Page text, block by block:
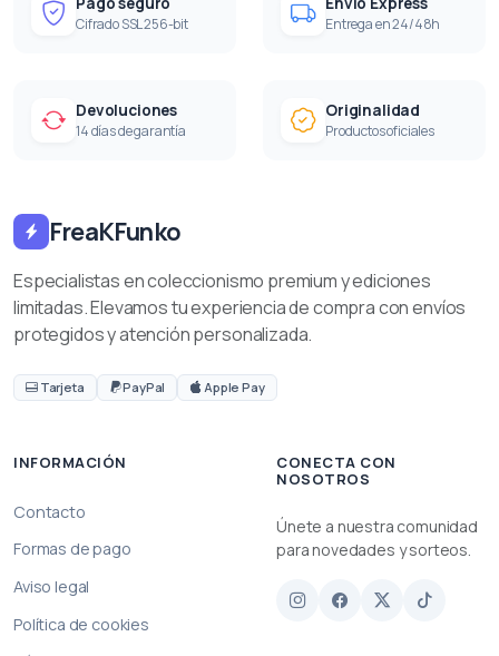
Cifrado SSL 256-bit Entrega en 24/48h
Devoluciones
14 días de garantía
Originalidad
Productos oficiales
FreaKFunko
Especialistas en coleccionismo premium y ediciones
limitadas. Elevamos tu experiencia de compra con envíos
protegidos y atención personalizada.
Tarjeta PayPal Apple Pay
INFORMACIÓN
Contacto
Formas de pago
Aviso legal
Política de cookies
CONECTA CON
NOSOTROS
Únete a nuestra comunidad
para novedades y sorteos.